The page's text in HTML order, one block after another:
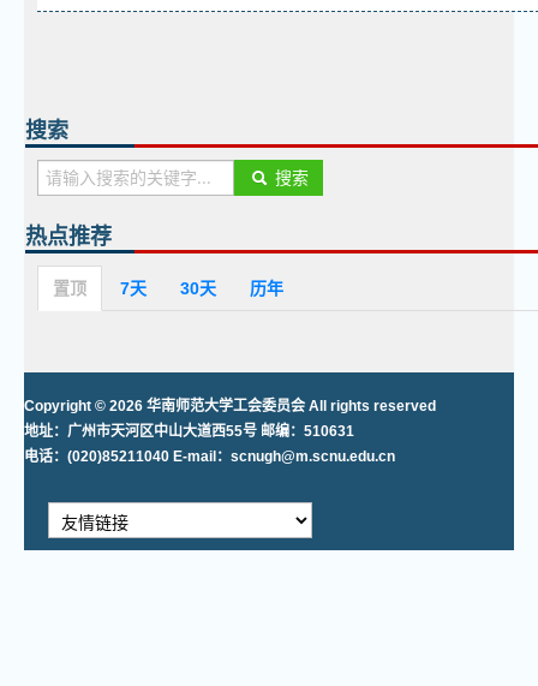
搜索
搜索
热点推荐
置顶 7天 30天 历年
Copyright © 2026 华南师范大学工会委员会 All rights reserved
地址：广州市天河区中山大道西55号 邮编：510631
电话：(020)85211040 E-mail：scnugh@m.scnu.edu.cn